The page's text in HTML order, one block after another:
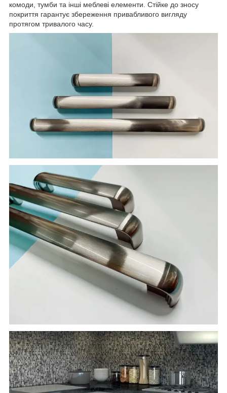
комоди, тумби та інші меблеві елементи. Стійке до зносу
покриття гарантує збереження привабливого вигляду
протягом тривалого часу.